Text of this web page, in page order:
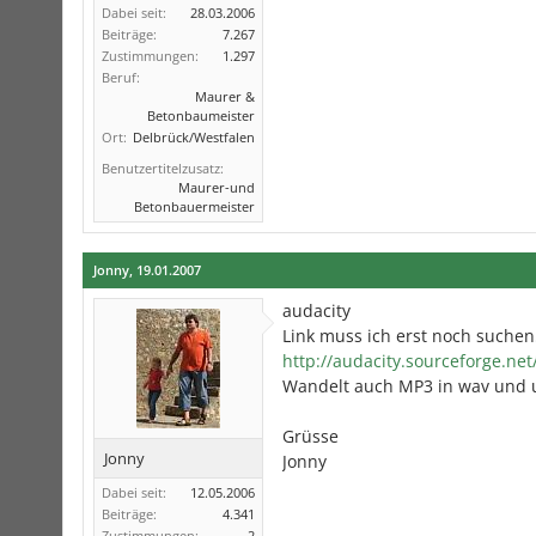
Dabei seit:
28.03.2006
Beiträge:
7.267
Zustimmungen:
1.297
Beruf:
Maurer &
Betonbaumeister
Ort: Delbrück/Westfalen
Benutzertitelzusatz:
Maurer-und
Betonbauermeister
Jonny, 19.01.2007
Jonny
Dabei seit:
12.05.2006
Beiträge:
4.341
audacity
Link muss ich erst noch
http://
Wandelt auch MP3 in wav und
Grüsse
Jonny